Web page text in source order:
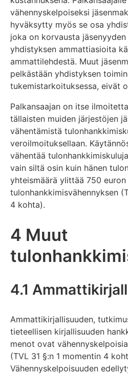
vähennyskelpoiseksi
hyväksytty myös se osa
joka on korvausta
yhdistyksen ammattiasioita
ammattilehdestä. Muut
pelkästään yhdistyksen
tukemistarkoituksessa, eivät
Palkansaajan on itse
tällaisten muiden järjestöjen
vähentämistä
veroilmoituksellaan.
vähentää
vain siltä osin kuin hänen
yhteismäärä ylittää 750 euron
tulonhankkimisvähennyksen
4 kohta).
4 Muut
4.1
Ammattikirjallisuuden,
tieteellisen kirjallisuuden
menot ovat
(TVL 31 §:n 1 momentin 4
Vähennyskelpoisuuden